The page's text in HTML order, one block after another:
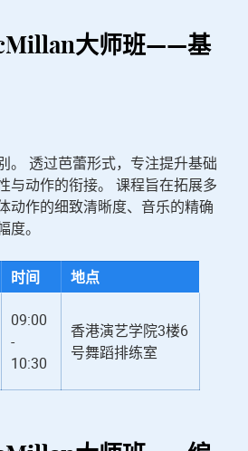
大师班——基
。 透过芭蕾形式，专注提升基础
与动作的衔接。 课程旨在拓展多
动作的细致清晰度、音乐的精确
。
时间
地点
09:00
-
10:30
香港演艺学院3楼6
号舞蹈排练室